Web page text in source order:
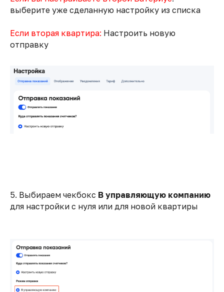
выберите уже сделанную настройку из списка
Если вторая квартира: Настроить новую
отправку
5. Выбираем чекбокс В управляющую компанию
для настройки с нуля или для новой квартиры